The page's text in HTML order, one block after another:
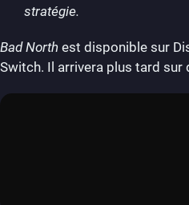
stratégie.
Bad North est disponible sur
Switch. Il arrivera plus tard sur